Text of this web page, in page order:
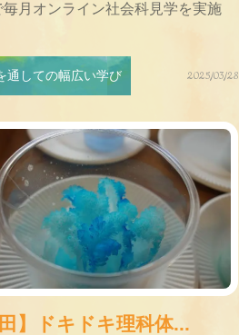
毎月オンライン社会科見学を実施
通しての幅広い学び 2025/03/28
田】ドキドキ理科体...